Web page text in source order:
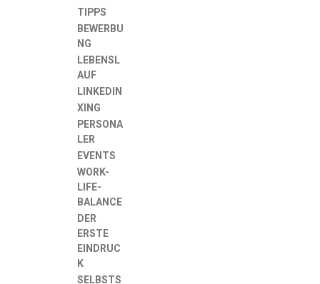
TIPPS
BEWERBU
NG
LEBENSL
AUF
LINKEDIN
XING
PERSONA
LER
EVENTS
WORK-
LIFE-
BALANCE
DER
ERSTE
EINDRUC
K
SELBSTS